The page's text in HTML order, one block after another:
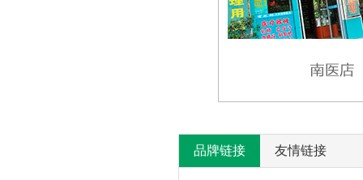
品牌链接 友情链接